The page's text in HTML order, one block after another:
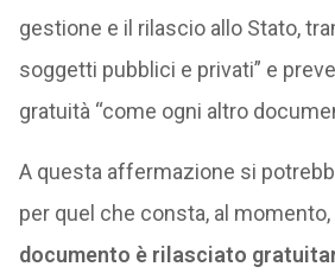
gestione e il rilascio allo Stato,
soggetti pubblici e privati” e
gratuità “come ogni altro
A questa affermazione si
per quel che consta, al momento,
documento è rilasciato